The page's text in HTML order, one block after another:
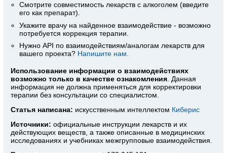
Смотрите совместимость лекарств с алкоголем (введите
его как препарат).
Укажите врачу на найденное взаимодействие - возможно
потребуется коррекция терапии.
Нужно API по взаимодействиям/аналогам лекарств для
вашего проекта? Напишите нам.
Использование информации о взаимодействиях
возможно только в качестве ознакомления . Данная
информация не должна применяться для корректировки
терапии без консультации со специалистом.
Статья написана: искусственным интеллектом Киберис
Источники: официальные инструкции лекарств и их
действующих веществ, а также описанные в медицинских
исследованиях и учебниках межгрупповые взаимодействия.